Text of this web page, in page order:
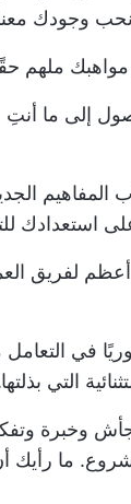
نحب وجودك
إلى ما
المفاهيم
استعدادك
أعظم لفريق
في
التي
وخبرة
ما رأيك أن